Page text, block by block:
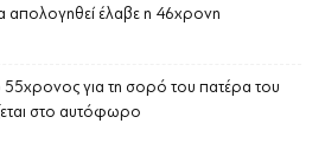
απολογηθεί έλαβε η 46χρονη
για τη σορό του πατέρα του
στο αυτόφωρο